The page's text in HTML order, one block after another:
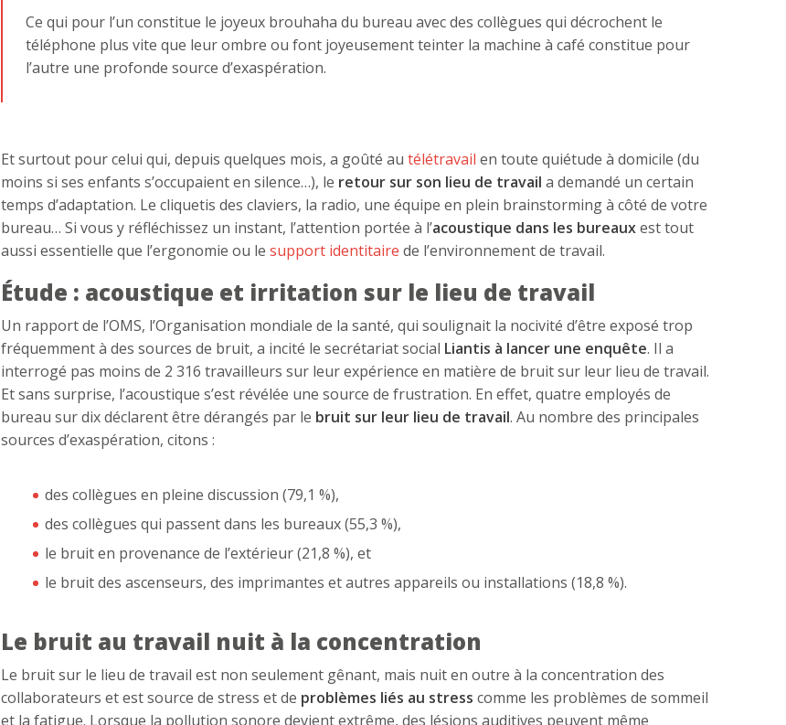
Ce qui pour l’un constitue le joyeux brouhaha du bureau avec des collègues qui décrochent le
téléphone plus vite que leur ombre ou font joyeusement teinter la machine à café constitue pour
l’autre une profonde source d’exaspération.
Et surtout pour celui qui, depuis quelques mois, a goûté autélétravail en toute quiétude à domicile (du
moins si ses enfants s’occupaient en silence…), le retour sur son lieu de travail a demandé un certain
temps d’adaptation. Le cliquetis des claviers, la radio, une équipe en plein brainstorming à côté de votre
bureau… Si vous y réfléchissez un instant, l’attention portée à l’acoustique dans les bureauxest tout
aussi essentielle que l’ergonomie ou lesupport identitaire de l’environnement de travail.
Étude : acoustique et irritation sur le lieu de travail
Un rapport de l’OMS, l’Organisation mondiale de la santé, qui soulignait la nocivité d’être exposé trop
fréquemment à des sources de bruit, a incité le secrétariat social Liantis à lancer une enquête. Il a
interrogé pas moins de 2 316 travailleurs sur leur expérience en matière de bruit sur leur lieu de travail.
Et sans surprise, l’acoustique s’est révélée une source de frustration. En effet, quatre employés de
bureau sur dix déclarent être dérangés par le bruit sur leur lieu de travail. Au nombre des principales
sources d’exaspération, citons :
des collègues en pleine discussion (79,1 %),
des collègues qui passent dans les bureaux (55,3 %),
le bruit en provenance de l’extérieur (21,8 %), et
le bruit des ascenseurs, des imprimantes et autres appareils ou installations (18,8 %).
Le bruit au travail nuit à la concentration
Le bruit sur le lieu de travail est non seulement gênant, mais nuit en outre à la concentration des
collaborateurs et est source de stress et de problèmes liés au stress comme les problèmes de sommeil
et la fatigue. Lorsque la pollution sonore devient extrême, des lésions auditives peuvent même